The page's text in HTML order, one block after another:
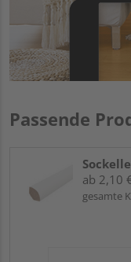
Passende
ab 2,10
gesamte